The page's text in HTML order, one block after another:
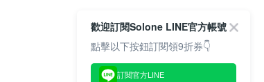
歡迎訂閱Solone LINE官方帳號
點擊以下按鈕訂閱領9折券👇
訂閱官方LINE